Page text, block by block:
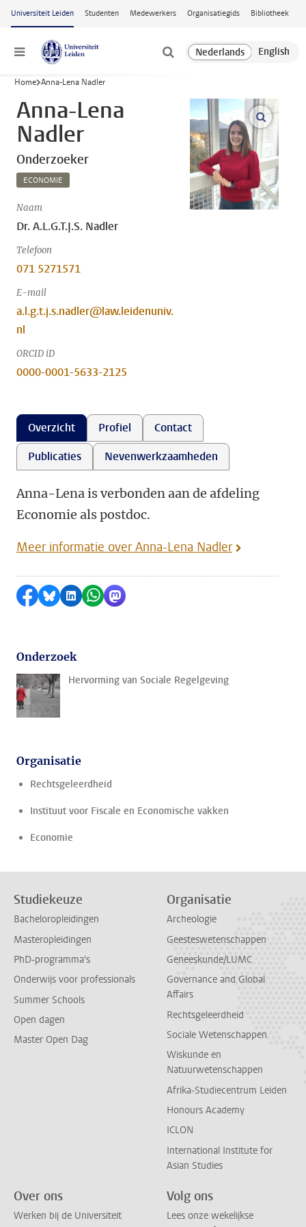
Ga naar hoofdinhoud
Universiteit Leiden Studenten Medewerkers Organisatiegids Bibliotheek
Menu
Home Anna-Lena Nadler
Anna-Lena
Nadler
Onderzoeker
ECONOMIE
Naam
Dr. A.L.G.T.J.S. Nadler
Telefoon
071 5271571
E-mail
a.l.g.t.j.s.nadler@law.leidenuniv.
nl
ORCID iD
0000-0001-5633-2125
open
Overzicht Profiel
Contact
Publicaties
Nevenwerkzaamheden
Anna-Lena is verbonden aan de afdeling
Economie als postdoc.
Meer informatie over Anna-Lena Nadler
Delen op Facebook
Delen via Bluesky
Delen op LinkedIn
Delen via WhatsApp
Delen via Mastodon
Onderzoek
Hervorming van Sociale Regelgeving
Organisatie
Rechtsgeleerdheid
Instituut voor Fiscale en Economische vakken
Economie
Studiekeuze
Bacheloropleidingen
Masteropleidingen
PhD-programma's
Onderwijs voor professionals
Summer Schools
Open dagen
Master Open Dag
Organisatie
Archeologie
Geesteswetenschappen
Geneeskunde/LUMC
Governance and Global
Affairs
Rechtsgeleerdheid
Sociale Wetenschappen
Wiskunde en
Natuurwetenschappen
Afrika-Studiecentrum Leiden
Honours Academy
ICLON
International Institute for
Asian Studies
Over ons
Werken bij de Universiteit
Volg ons
Lees onze wekelijkse